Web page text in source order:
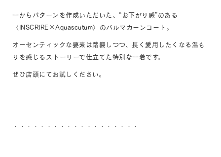
一からパターンを作成いただいた、“お下がり感”のある
〈INSCRIRE×Aquascutum〉のバルマカーンコート。
オーセンティックな要素は踏襲しつつ、長く愛用したくなる温も
りを感じるストーリーで仕立てた特別な一着です。
ぜひ店頭にてお試しください。
・・・・・・・・・・・・・・・・・・・